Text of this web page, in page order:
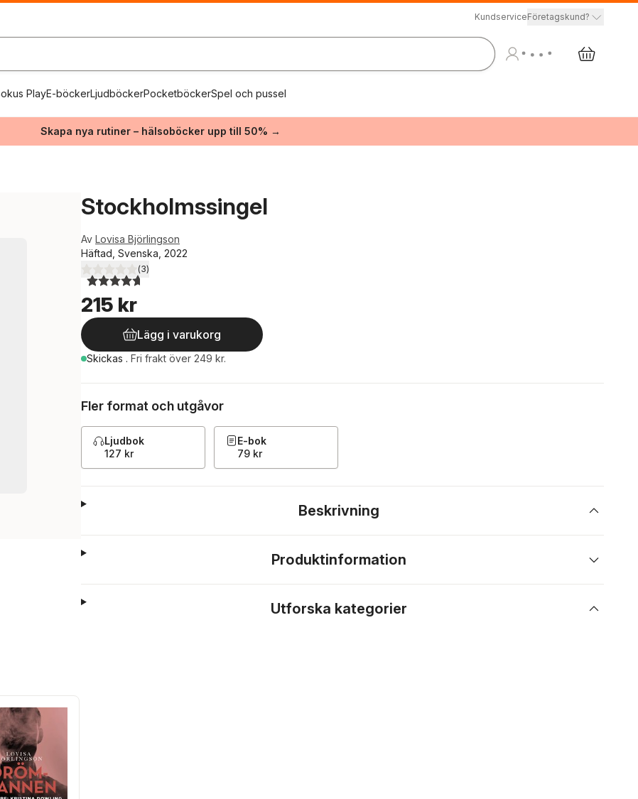
KundserviceFöretagskund?
PlayE-böckerLjudböckerPocketböckerSpel och pussel
Skapa nya rutiner – hälsoböcker upp till 50% →
Stockholmssingel
Av Lovisa Björlingson
Häftad, Svenska, 2022
4,7utav 5 stjärnor. Totalt antal röster:
(3)
215 kr
Lägg i varukorg
Skickas . Fri frakt över 249 kr.
Fler format och utgåvor
Ljudbok
127 kr
E-bok
79 kr
Beskrivning
Produktinformation
Utforska kategorier